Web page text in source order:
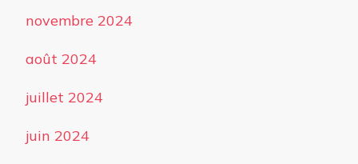
novembre 2024
août 2024
juillet 2024
juin 2024